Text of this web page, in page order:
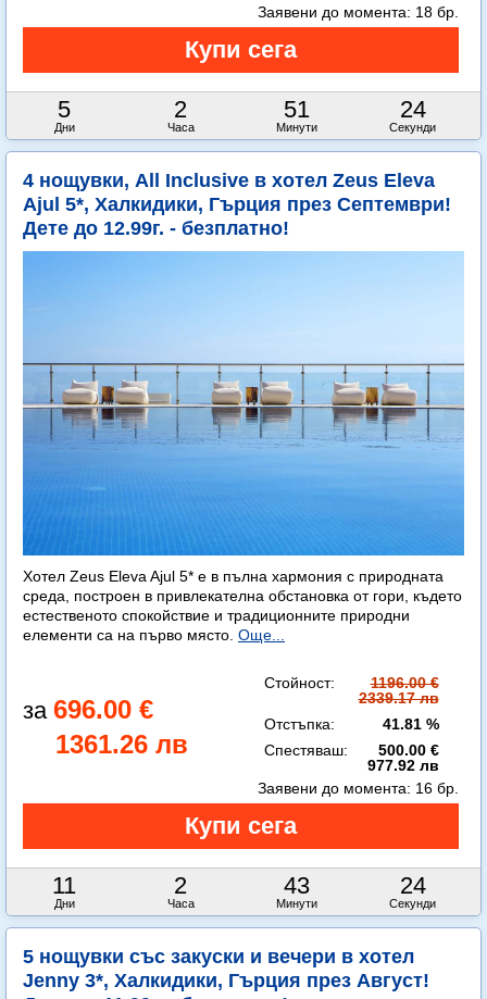
5
Дни
2
Часа
51
Минути
22
Секунди
Заявени до момента: 18 бр.
4 нощувки, All Inclusive в хотел Zeus Eleva
Ajul 5*, Халкидики, Гърция през Септември!
Дете до 12.99г. - безплатно!
Хотел Zeus Eleva Ajul 5* е в пълна хармония с природната
среда, построен в привлекателна обстановка от гори, където
естественото спокойствие и традиционните природни
елементи са на първо място. Още...
696.00 €
1361.26 лв
Стойност:
1196.00 €
2339.17 лв
Отстъпка:
41.81 %
Спестяваш:
500.00 €
977.92 лв
11
Дни
2
Часа
43
Минути
22
Секунди
Заявени до момента: 16 бр.
5 нощувки със закуски и вечери в хотел
Jenny 3*, Халкидики, Гърция през Август!